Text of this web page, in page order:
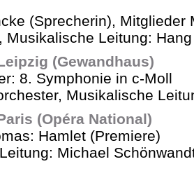
(Sprecherin), Mitglieder
Musikalische Leitung:
(Gewandhaus)
8. Symphonie in c-Moll
Musikalische
(Opéra National)
Hamlet (Premiere)
Michael